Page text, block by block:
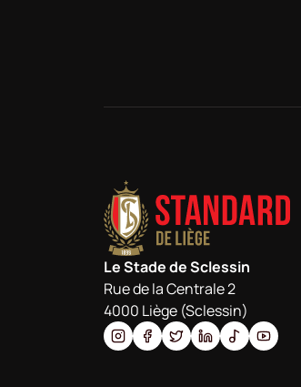
Le Stade de Sclessin
Rue de la Centrale 2
4000 Liège (Sclessin)